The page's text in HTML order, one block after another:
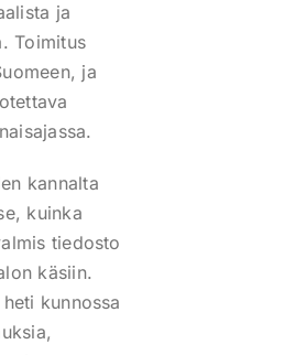
ja
Toimitus
ja
kannalta
kuinka
tiedosto
käsiin.
kunnossa